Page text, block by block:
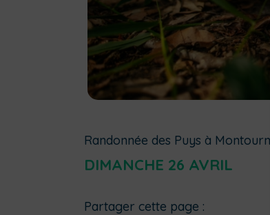
Randonnée des Puys à
DIMANCHE 26 AVRIL
Partager cette page :